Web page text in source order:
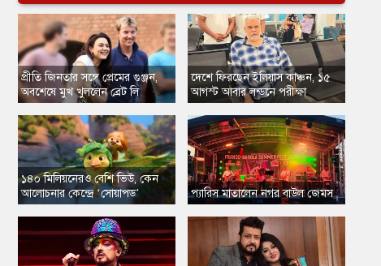
​প্রীতি জিনতার সঙ্গে প্রেমের গুঞ্জন,
অবশেষে মুখ খুললেন ব্রেট লি
​১৪০ মিলিয়নেরও বেশি ভিউ, কেন
আলোচনার কেন্দ্রে ‘সোয়াপড’
​দেশে ফিরছেন ইলিয়াস কাঞ্চন, ১৫
আগস্ট আবার লন্ডনে পরীক্ষা
প্যারিস মাতালেন নগর বাউল জেমস